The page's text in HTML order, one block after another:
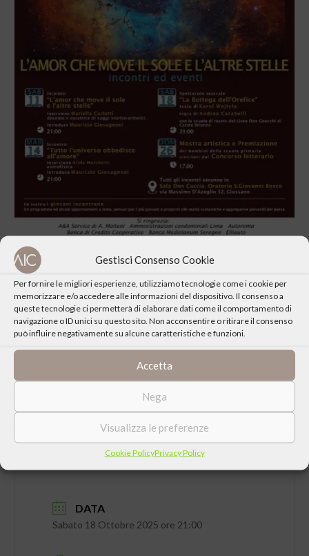
Gestisci Consenso Cookie
Per fornire le migliori esperienze, utilizziamo tecnologie come i cookie per
memorizzare e/o accedere alle informazioni del dispositivo. Il consenso a
queste tecnologie ci permetterà di elaborare dati come il comportamento di
navigazione o ID unici su questo sito. Non acconsentire o ritirare il consenso
può influire negativamente su alcune caratteristiche e funzioni.
Accetta
Nega
Visualizza le preferenze
Cookie PolicyPrivacy Policy
CONDIVIDI QUESTO EVENTO
DATA
Sabato 18 Ottobre 2025 ore 21:00